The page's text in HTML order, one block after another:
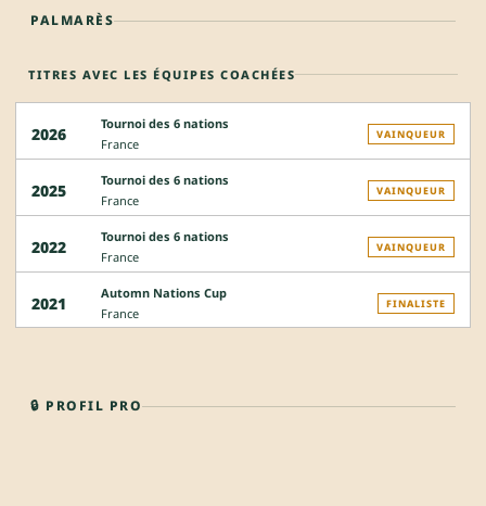
PALMARÈS
TITRES AVEC LES ÉQUIPES COACHÉES
2026
Tournoi des 6 nations
France
VAINQUEUR
2025
Tournoi des 6 nations
France
VAINQUEUR
2022
Tournoi des 6 nations
France
VAINQUEUR
2021
Automn Nations Cup
France
FINALISTE
🔒 PROFIL PRO